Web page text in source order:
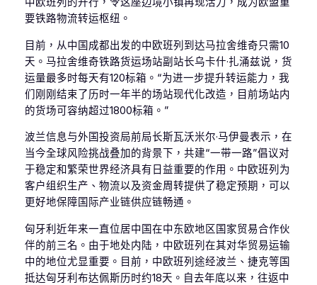
要铁路物流转运枢纽。
目前，从中国成都出发的中欧班列到达马拉舍维奇只需10
天。马拉舍维奇铁路货运场站副站长乌卡什·扎涌兹说，货
运量最多时每天有120标箱。“为进一步提升转运能力，我
们刚刚结束了历时一年半的场站现代化改造，目前场站内
的货场可容纳超过1800标箱。”
波兰信息与外国投资局前局长斯瓦沃米尔·马伊曼表示，在
当今全球风险挑战叠加的背景下，共建“一带一路”倡议对
于稳定和繁荣世界经济具有日益重要的作用。中欧班列为
客户组织生产、物流以及资金周转提供了稳定预期，可以
更好地保障国际产业链供应链畅通。
匈牙利近年来一直位居中国在中东欧地区国家贸易合作伙
伴的前三名。由于地处内陆，中欧班列在其对华贸易运输
中的地位尤显重要。目前，中欧班列途经波兰、捷克等国
抵达匈牙利布达佩斯历时约18天。自去年底以来，往返中